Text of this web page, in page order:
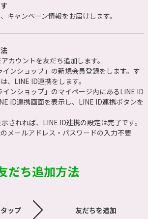
キャンペーン情報をお届けします。
カウントを友だち追加します。
インショップ」の新規会員登録をします。す
、LINE ID連携をします。
インショップ」のマイページ内にあるLINE ID
ID連携画面を表示し、LINE ID連携ボタンを
されれば、LINE ID連携の設定は完了です。
メールアドレス・パスワードの入力不要
だち追加方法
ップ 友だちを追加